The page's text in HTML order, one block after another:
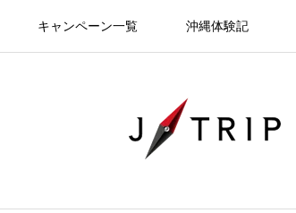
キャンペーン一覧 沖縄体験記